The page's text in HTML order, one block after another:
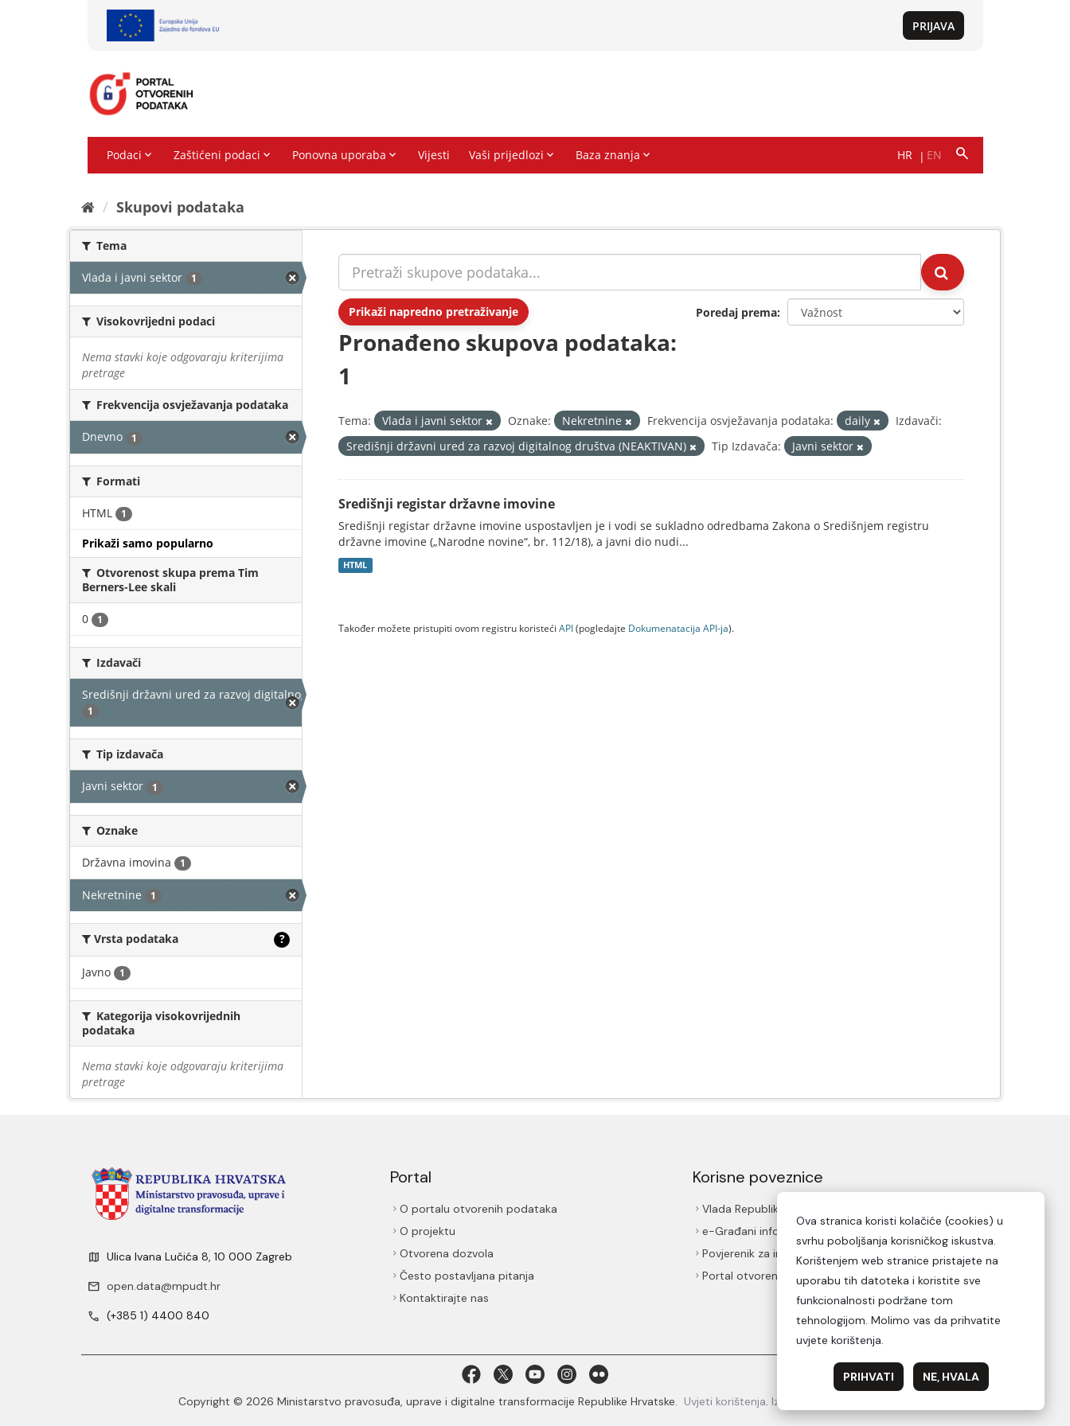
Skupovi podаtаkа
Tema
Vlada i javni sektor 1
Visokovrijedni podaci
Nema stavki koje odgovaraju kriterijima
pretrage
Frekvencija osvježavanja podataka
Dnevno 1
Formati
HTML 1
Prikaži samo popularno
Otvorenost skupa prema Tim
Berners-Lee skali
0 1
Izdavači
Središnji državni ured za razvoj digitalnog društva (NEAKTIVAN)
1
Tip izdavača
Javni sektor 1
Oznake
Državna imovina 1
Nekretnine 1
Vrsta podataka ?
Javno 1
Kategorija visokovrijednih
podataka
Nema stavki koje odgovaraju kriterijima
pretrage
Prikaži napredno pretraživanje Poredaj prema
Pronađeno skupova podataka:
1
Tema: Vlada i javni sektor Oznake: Nekretnine Frekvencija osvježavanja podataka: daily
Izdavači:
Središnji državni ured za razvoj digitalnog društva (NEAKTIVAN)
Tip Izdavača: Javni sektor
Središnji registar državne imovine
Središnji registar državne imovine uspostavljen je i vodi se sukladno odredbama Zakona o Središnjem registru
državne imovine („Narodne novine“, br. 112/18), a javni dio nudi...
HTML
Također možete pristupiti ovom registru koristeći API(pogledajte Dokumenаtаcijа API-jа).